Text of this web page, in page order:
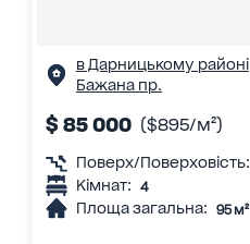
в Дарницькому районі
Бажана пр.
$ 85 000 ($895/м²)
Поверх/Поверховість:
Кімнат: 4
Площа загальна: 95 м²